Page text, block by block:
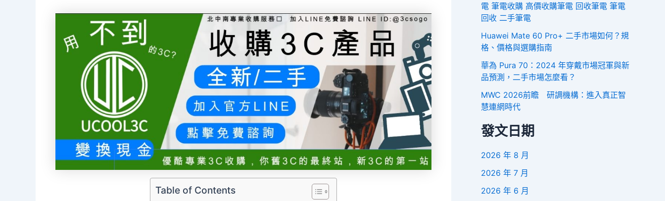
Table of Contents
電 筆電收購 高價收購筆電 回收筆電 筆電
回收 二手筆電
Huawei Mate 60 Pro+ 二手市場如何？規
格、價格與選購指南
華為 Pura 70：2024 年穿戴市場冠軍與新
品預測，二手市場怎麼看？
MWC 2026前瞻 研調機構：進入真正智
慧連網時代
發文日期
2026 年 8 月
2026 年 7 月
2026 年 6 月